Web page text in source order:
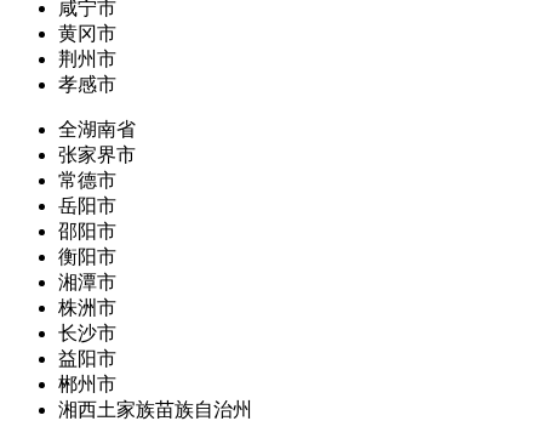
咸宁市
黄冈市
荆州市
孝感市
全湖南省
张家界市
常德市
岳阳市
邵阳市
衡阳市
湘潭市
株洲市
长沙市
益阳市
郴州市
湘西土家族苗族自治州